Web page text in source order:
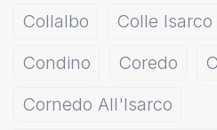
Collalbo
Colle Isarco
Condino
Coredo
Cornedo All'Isarco